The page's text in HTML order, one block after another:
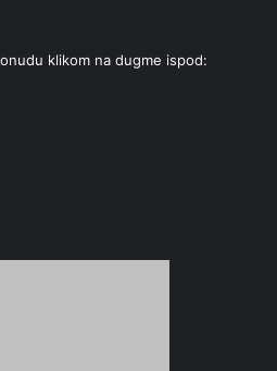
klikom na dugme ispod: